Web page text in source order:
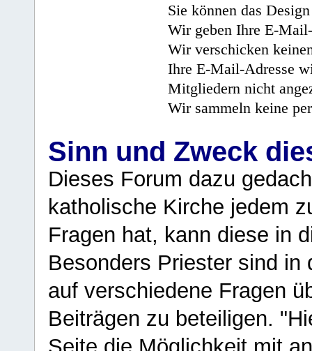
Sie können das
Wir geben Ihre E-
Wir verschicken
Ihre E-Mail-Adresse
Mitgliedern nicht
Wir sammeln keine
Sinn und Zweck
Dieses Forum dazu
katholische Kirche jedem
Fragen hat, kann diese in
Besonders Priester sind in
auf verschiedene Fragen
Beiträgen zu beteiligen.